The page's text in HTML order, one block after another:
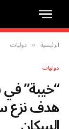
الرئيسية » دوليات
دوليات
“خيبة”
هدف نزع